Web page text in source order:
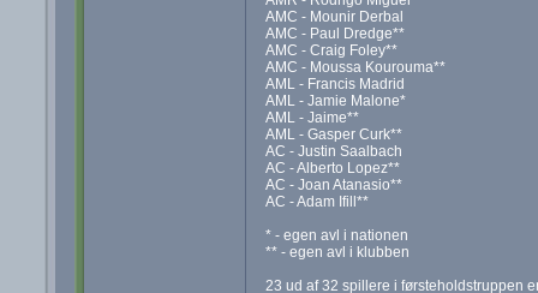
AMC - Mounir Derbal
AMC - Paul Dredge**
AMC - Craig Foley**
AMC - Moussa Kourouma**
AML - Francis Madrid
AML - Jamie Malone*
AML - Jaime**
AML - Gasper Curk**
AC - Justin Saalbach
AC - Alberto Lopez**
AC - Joan Atanasio**
AC - Adam Ifill**
* - egen avl i nationen
** - egen avl i klubben
23 ud af 32 spillere i førsteholdstruppen